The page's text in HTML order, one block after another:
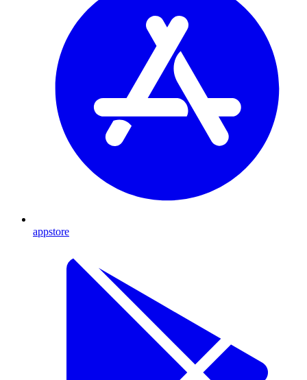
appstore